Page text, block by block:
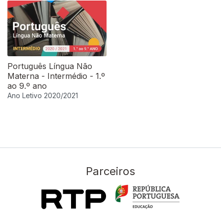
Português Língua Não
Materna - Intermédio - 1.º
ao 9.º ano
Ano Letivo 2020/2021
556324
Parceiros